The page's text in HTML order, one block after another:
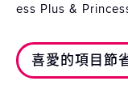
ess Plus &
喜愛的項目節